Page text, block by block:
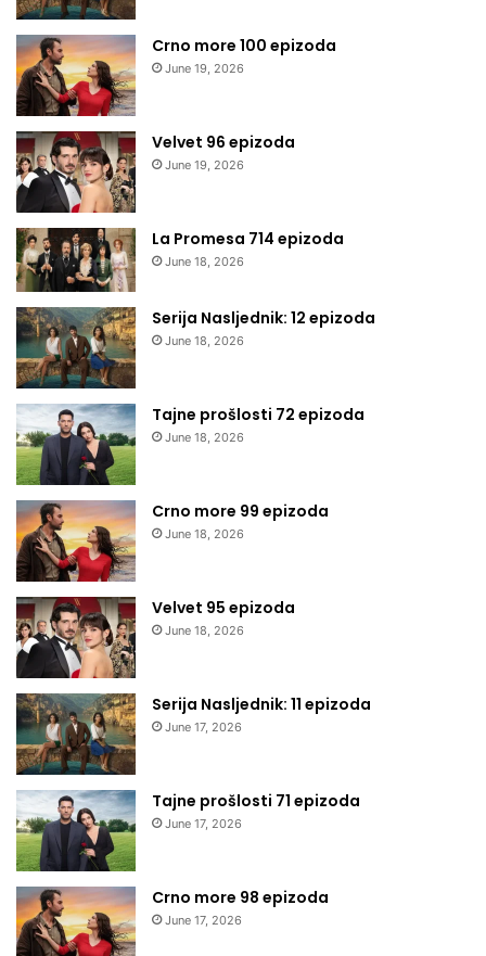
Crno more 100 epizoda
June 19, 2026
Velvet 96 epizoda
June 19, 2026
La Promesa 714 epizoda
June 18, 2026
Serija Nasljednik: 12 epizoda
June 18, 2026
Tajne prošlosti 72 epizoda
June 18, 2026
Crno more 99 epizoda
June 18, 2026
Velvet 95 epizoda
June 18, 2026
Serija Nasljednik: 11 epizoda
June 17, 2026
Tajne prošlosti 71 epizoda
June 17, 2026
Crno more 98 epizoda
June 17, 2026